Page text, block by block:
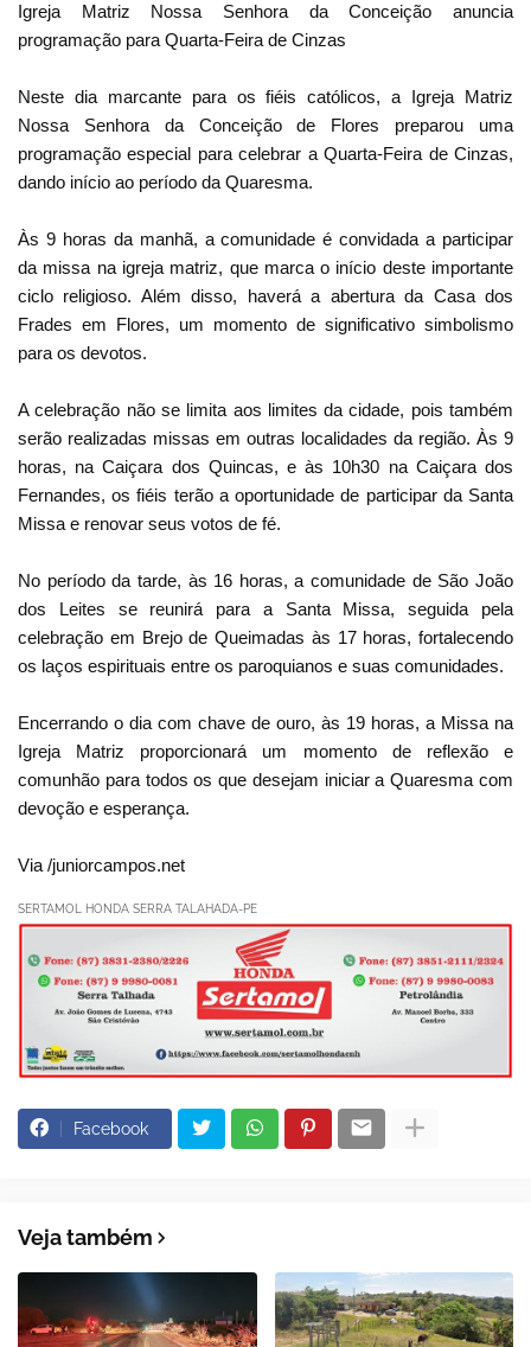
Igreja Matriz Nossa Senhora da Conceição anuncia
programação para Quarta-Feira de Cinzas
Neste dia marcante para os fiéis católicos, a Igreja Matriz
Nossa Senhora da Conceição de Flores preparou uma
programação especial para celebrar a Quarta-Feira de Cinzas,
dando início ao período da Quaresma.
Às 9 horas da manhã, a comunidade é convidada a participar
da missa na igreja matriz, que marca o início deste importante
ciclo religioso. Além disso, haverá a abertura da Casa dos
Frades em Flores, um momento de significativo simbolismo
para os devotos.
A celebração não se limita aos limites da cidade, pois também
serão realizadas missas em outras localidades da região. Às 9
horas, na Caiçara dos Quincas, e às 10h30 na Caiçara dos
Fernandes, os fiéis terão a oportunidade de participar da Santa
Missa e renovar seus votos de fé.
No período da tarde, às 16 horas, a comunidade de São João
dos Leites se reunirá para a Santa Missa, seguida pela
celebração em Brejo de Queimadas às 17 horas, fortalecendo
os laços espirituais entre os paroquianos e suas comunidades.
Encerrando o dia com chave de ouro, às 19 horas, a Missa na
Igreja Matriz proporcionará um momento de reflexão e
comunhão para todos os que desejam iniciar a Quaresma com
devoção e esperança.
Via /juniorcampos.net
SERTAMOL HONDA SERRA TALAHADA-PE
Facebook
Veja também